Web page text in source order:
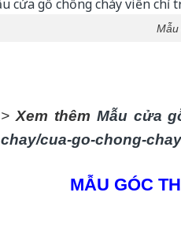
Mẫu
> Xem thêm Mẫu cửa
chay/cua-go-chong-
MẪU GÓC